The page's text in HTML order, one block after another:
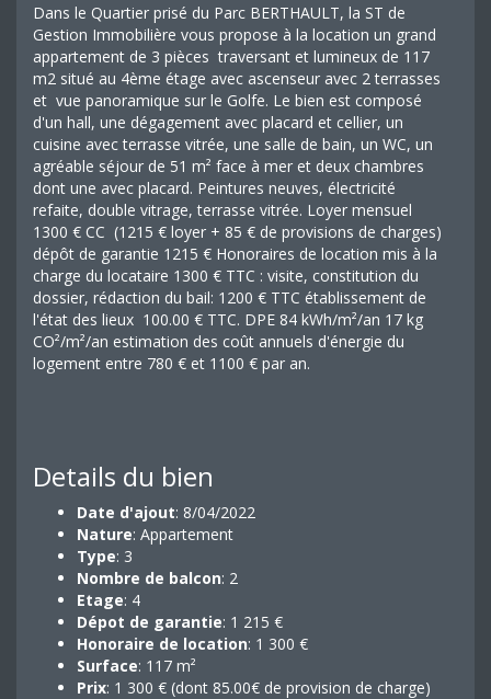
Dans le Quartier prisé du Parc BERTHAULT, la ST de
Gestion Immobilière vous propose à la location un grand
appartement de 3 pièces traversant et lumineux de 117
m2 situé au 4ème étage avec ascenseur avec 2 terrasses
et vue panoramique sur le Golfe. Le bien est composé
d'un hall, une dégagement avec placard et cellier, un
cuisine avec terrasse vitrée, une salle de bain, un WC, un
agréable séjour de 51 m² face à mer et deux chambres
dont une avec placard. Peintures neuves, électricité
refaite, double vitrage, terrasse vitrée. Loyer mensuel
1300 € CC (1215 € loyer + 85 € de provisions de charges)
dépôt de garantie 1215 € Honoraires de location mis à la
charge du locataire 1300 € TTC : visite, constitution du
dossier, rédaction du bail: 1200 € TTC établissement de
l'état des lieux 100.00 € TTC. DPE 84 kWh/m²/an 17 kg
CO²/m²/an estimation des coût annuels d'énergie du
logement entre 780 € et 1100 € par an.
Details du bien
Date d'ajout: 8/04/2022
Nature: Appartement
Type: 3
Nombre de balcon: 2
Etage: 4
Dépot de garantie: 1 215 €
Honoraire de location: 1 300 €
Surface: 117 m²
Prix: 1 300 € (dont 85.00€ de provision de charge)